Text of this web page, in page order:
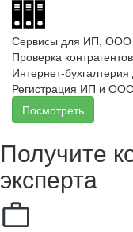
Сервисы для ИП, ООО
Проверка
Интернет-
Регистрация ИП и
Посмотреть
Получите
эксперта